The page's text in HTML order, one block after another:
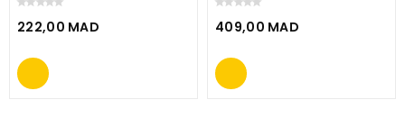
222,00 MAD
Prix
409,00 MAD
Prix